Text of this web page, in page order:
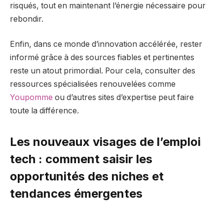
risqués, tout en maintenant l’énergie nécessaire pour
rebondir.
Enfin, dans ce monde d’innovation accélérée, rester
informé grâce à des sources fiables et pertinentes
reste un atout primordial. Pour cela, consulter des
ressources spécialisées renouvelées comme
Youpomme ou d’autres sites d’expertise peut faire
toute la différence.
Les nouveaux visages de l’emploi
tech : comment saisir les
opportunités des niches et
tendances émergentes